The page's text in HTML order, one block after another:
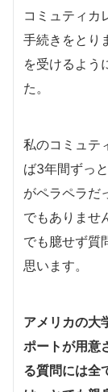
コミュティカ
手続きをとり
を受けるよう
た。
私のコミュテ
ば3年間ずっ
がペラペラだ
でもありませ
でも臆せず質
思います。
アメリカの大
ポートが用意
る質問には全